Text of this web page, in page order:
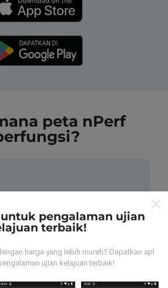
peta nPerf
data-data ni?
kami sendiri. Ujian ini dijalankan
Sekiranya anda berminat,
nPerf sekarang juga.Lagi banyak
pengalaman ujian
terbaik!
harga yang lebih murah? Dapatkan apl
ujian kelajuan terbaik!